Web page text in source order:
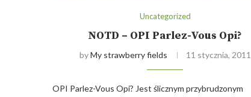
Uncategorized
NOTD – OPI Parlez-Vous Opi?
byMy strawberry fields 11 stycznia, 2011
OPI Parlez-Vous Opi? Jest ślicznym przybrudzonym